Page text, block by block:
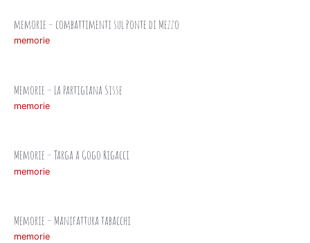
memorie – combattimenti sul Ponte di Mezzo
memorie
Memorie – La Partigiana Sisse
memorie
Memorie – Targa a Gogo Rigacci
memorie
Memorie – Manifattura tabacchi
memorie